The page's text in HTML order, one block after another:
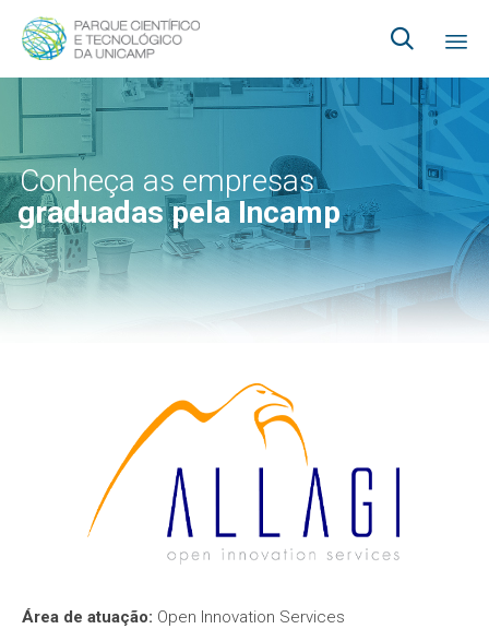

graduadas pela Incamp
Conheça as empresas
Área de atuação: Open Innovation Services